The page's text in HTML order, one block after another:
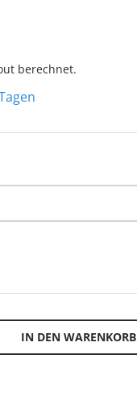
berechnet.
IN DEN WARENKORB